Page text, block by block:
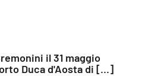
il 31 maggio
Duca d'Aosta di [...]